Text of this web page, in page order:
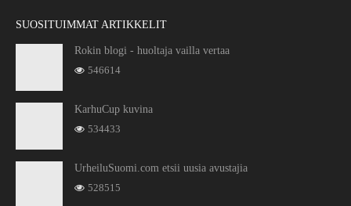
SUOSITUIMMAT ARTIKKELIT
Rokin blogi - huoltaja vailla vertaa
546614
KarhuCup kuvina
534433
UrheiluSuomi.com etsii uusia avustajia
528515